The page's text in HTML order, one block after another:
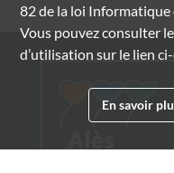
82 de la loi Informatique
Vous pouvez consulter
d’utilisation sur le lien
En savoir